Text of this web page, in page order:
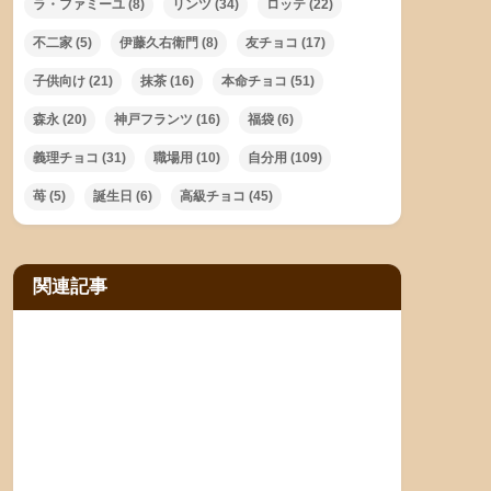
ラ・ファミーユ (8) リンツ (34) ロッテ (22)
不二家 (5) 伊藤久右衛門 (8) 友チョコ (17)
子供向け (21) 抹茶 (16) 本命チョコ (51)
森永 (20) 神戸フランツ (16) 福袋 (6)
義理チョコ (31) 職場用 (10) 自分用 (109)
苺 (5) 誕生日 (6) 高級チョコ (45)
関連記事